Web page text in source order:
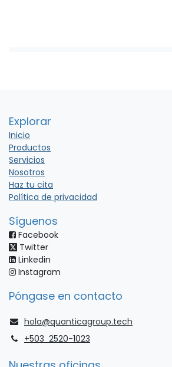
Explorar
Inicio
Productos
Servicios
Nosotros
Haz tu cita
Política de privacidad
Síguenos
Facebook
Twitter
Linkedin
​ Instagram
Póngase en contacto
hola@quanticagroup.tech
+503 2520-1023